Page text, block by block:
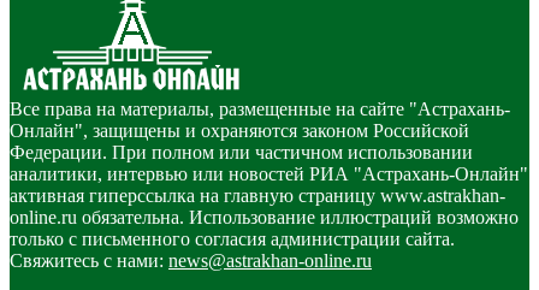
Все права на материалы, размещенные на сайте "Астрахань-
Онлайн", защищены и охраняются законом Российской
Федерации. При полном или частичном использовании
аналитики, интервью или новостей РИА "Астрахань-Онлайн"
активная гиперссылка на главную страницу www.astrakhan-
online.ru обязательна. Использование иллюстраций возможно
только с письменного согласия администрации сайта.
Свяжитесь с нами: news@astrakhan-online.ru